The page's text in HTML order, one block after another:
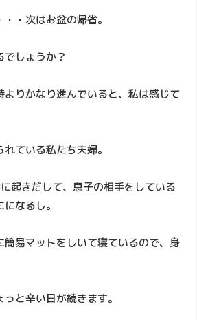
・次はお盆の帰省。
しょうか？
りかなり進んでいると、私は感じて
ている私たち夫婦。
起きだして、息子の相手をしている
なるし。
簡易マットをしいて寝ているので、身
と辛い日が続きます。